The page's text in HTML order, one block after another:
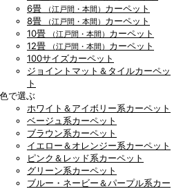
6畳
（江戸間・本間） カーペット
8畳
（江戸間・本間） カーペット
10畳
（江戸間・本間） カーペット
12畳
（江戸間・本間） カーペット
100サイズカーペット
ジョイントマット＆タイルカーペッ
ト
色で選ぶ
ホワイト＆アイボリー系カーペット
ベージュ系カーペット
ブラウン系カーペット
イエロー＆オレンジー系カーペット
ピンク＆レッド系カーペット
グリーン系カーペット
ブルー・ネービー＆パープル系カー